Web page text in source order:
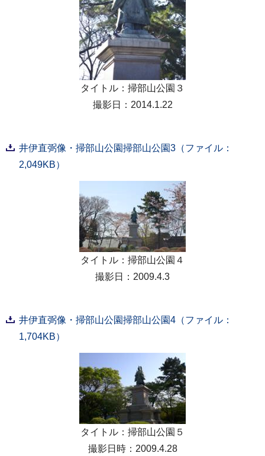
タイトル：掃部山公園３
撮影日：2014.1.22
井伊直弼像・掃部山公園掃部山公園3（ファイル：
2,049KB）
タイトル：掃部山公園４
撮影日：2009.4.3
井伊直弼像・掃部山公園掃部山公園4（ファイル：
1,704KB）
タイトル：掃部山公園５
撮影日時：2009.4.28